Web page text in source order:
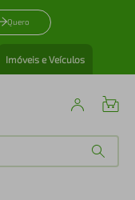
Quero
Imóveis e Veículos